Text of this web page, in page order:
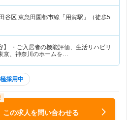
谷区 東急田園都市線「用賀駅」（徒歩5
】 ・ご入居者の機能評価、生活リハビリ
京、神奈川のホームを…
採用中
この求人を問い合わせる